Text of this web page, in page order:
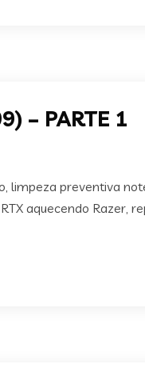
– PARTE 1
limpeza preventiva
aquecendo Razer,